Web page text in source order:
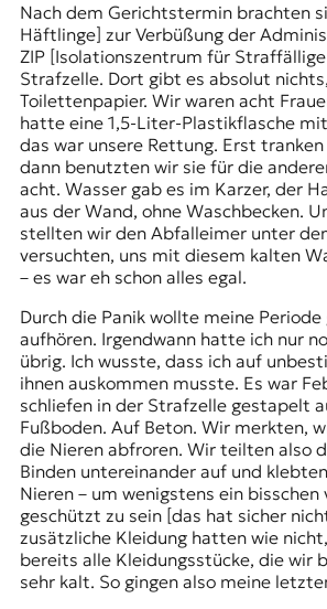
Nach dem Gerichtstermin brachten
Häftlinge] zur Verbüßung der
ZIP [Isolationszentrum für
Strafzelle. Dort gibt es absolut
Toilettenpapier. Wir waren acht
hatte eine 1,5-Liter-Plastikflasche
das war unsere Rettung. Erst
dann benutzten wir sie für die
acht. Wasser gab es im Karzer, der
aus der Wand, ohne Waschbecken.
stellten wir den Abfalleimer unter
versuchten, uns mit diesem kalten
– es war eh schon alles egal.
Durch die Panik wollte meine
aufhören. Irgendwann hatte ich nur
übrig. Ich wusste, dass ich auf
ihnen auskommen musste. Es war
schliefen in der Strafzelle gestapelt
Fußboden. Auf Beton. Wir merkten,
die Nieren abfroren. Wir teilten also
Binden untereinander auf und
Nieren – um wenigstens ein
geschützt zu sein [das hat sicher
zusätzliche Kleidung hatten wie
bereits alle Kleidungsstücke, die wir
sehr kalt. So gingen also meine